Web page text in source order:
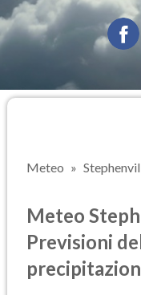
Meteo
Meteo
Previsioni